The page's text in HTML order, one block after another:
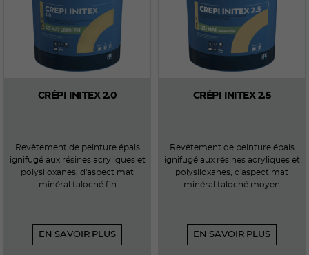
CRÉPI INITEX 2.0
Revêtement de peinture épais
ignifugé aux résines acryliques et
polysiloxanes, d'aspect mat
minéral taloché fin
EN SAVOIR PLUS
CRÉPI INITEX 2.5
Revêtement de peinture épais
ignifugé aux résines acryliques et
polysiloxanes, d'aspect mat
minéral taloché moyen
EN SAVOIR PLUS